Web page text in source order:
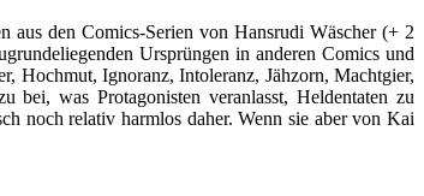
aus den Comics-Serien von Hansrudi Wäscher (+ 2
Ursprüngen in anderen Comics und
Hochmut, Ignoranz, Intoleranz, Jähzorn, Machtgier,
bei, was Protagonisten veranlasst, Heldentaten zu
noch relativ harmlos daher. Wenn sie aber von Kai